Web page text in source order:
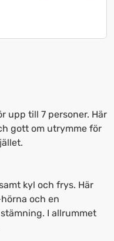
upp till 7 personer. Här
gott om utrymme för
kyl och frys. Här
och en
I allrummet